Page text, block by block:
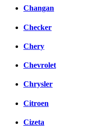
Changan
Checker
Chery
Chevrolet
Chrysler
Citroen
Cizeta